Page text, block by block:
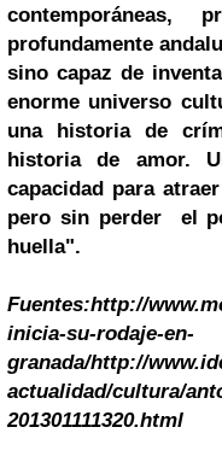
contemporáneas,
profundamente
sino capaz de
enorme universo
una historia de
historia de amor.
capacidad para
pero sin perder el
huella".
Fuentes:http://
inicia-su-rodaje-en-
granada/http://
actualidad/cultura/
201301111320.html